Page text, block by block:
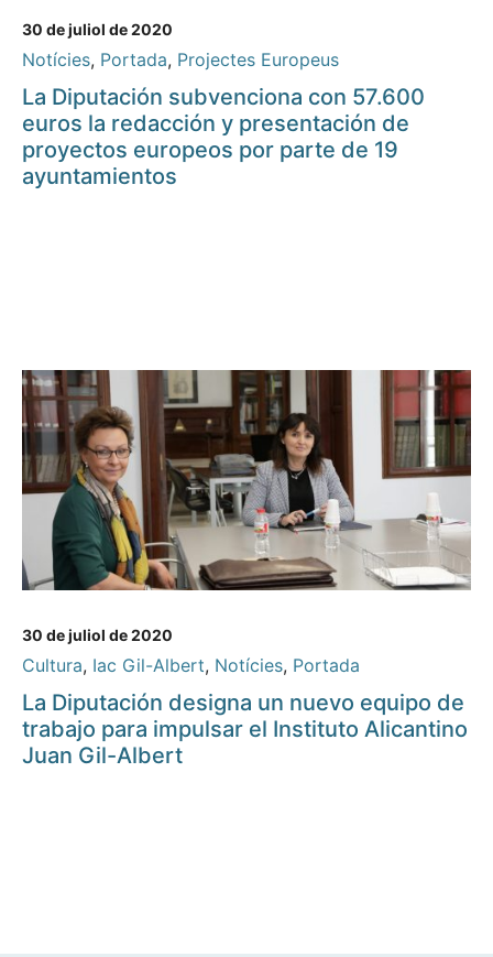
30 de juliol de 2020
Notícies, Portada, Projectes Europeus
La Diputación subvenciona con 57.600
euros la redacción y presentación de
proyectos europeos por parte de 19
ayuntamientos
30 de juliol de 2020
Cultura, Iac Gil-Albert, Notícies, Portada
La Diputación designa un nuevo equipo de
trabajo para impulsar el Instituto Alicantino
Juan Gil-Albert